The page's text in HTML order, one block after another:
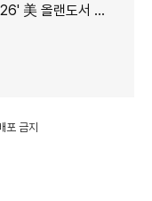
올랜도서 개막
포 금지